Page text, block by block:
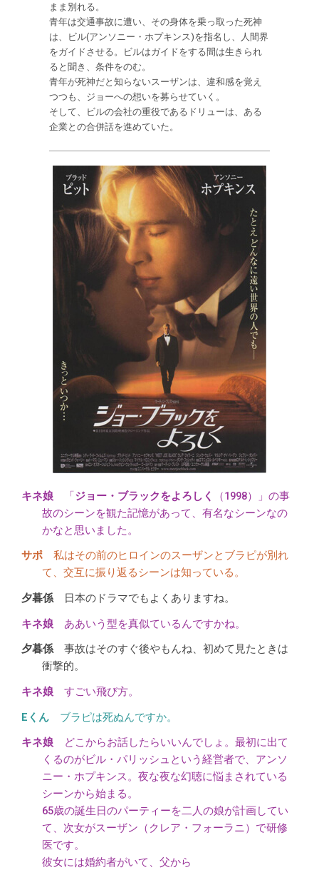
まま別れる。
青年は交通事故に遭い、その身体を乗っ取った死神
は、ビル(アンソニー・ホプキンス)を指名し、人間界
をガイドさせる。ビルはガイドをする間は生きられ
ると聞き、条件をのむ。
青年が死神だと知らないスーザンは、違和感を覚え
つつも、ジョーへの想いを募らせていく。
そして、ビルの会社の重役であるドリューは、ある
企業との合併話を進めていた。
「ジョー・ブラックをよろしく
（1998）」の事
故のシーンを観た記憶があって、有名なシーンなの
かなと思いました。
私はその前のヒロインのスーザンとブラピが別れ
て、交互に振り返るシーンは知っている。
日本のドラマでもよくありますね。
ああいう型を真似ているんですかね。
事故はそのすぐ後やもんね、初めて見たときは
衝撃的。
すごい飛び方。
ブラピは死ぬんですか。
どこからお話したらいいんでしょ。最初に出て
くるのがビル・パリッシュという経営者で、アンソ
ニー・ホプキンス。夜な夜な幻聴に悩まされている
シーンから始まる。
65歳の誕生日のパーティーを二人の娘が計画してい
て、次女がスーザン（クレア・フォーラニ）で研修
医です。
彼女には婚約者がいて、父から